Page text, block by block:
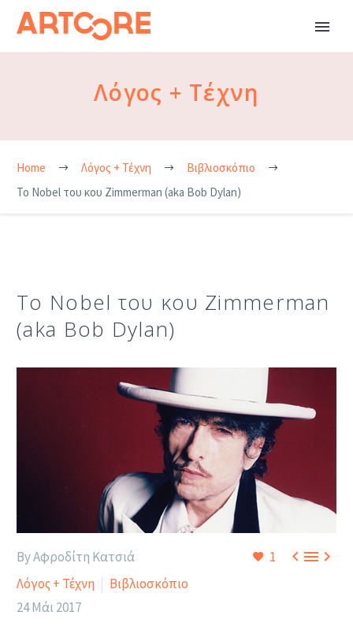
Λόγος + Τέχνη
Home Λόγος + Τέχνη
Βιβλιοσκόπιο
Το Nobel του κου Zimmerman (aka Bob Dylan)
Το Nobel του κου Zimmerman
(aka Bob Dylan)
1 
By Αφροδίτη Κατσιά
Λόγος + Τέχνη
Βιβλιοσκόπιο
24 Μάι 2017